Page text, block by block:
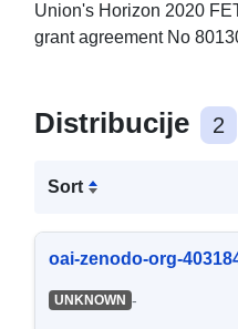
Union's Horizon 2020
grant agreement No
Distribucije 2
Sort
oai-zenodo-org-
UNKNOWN -